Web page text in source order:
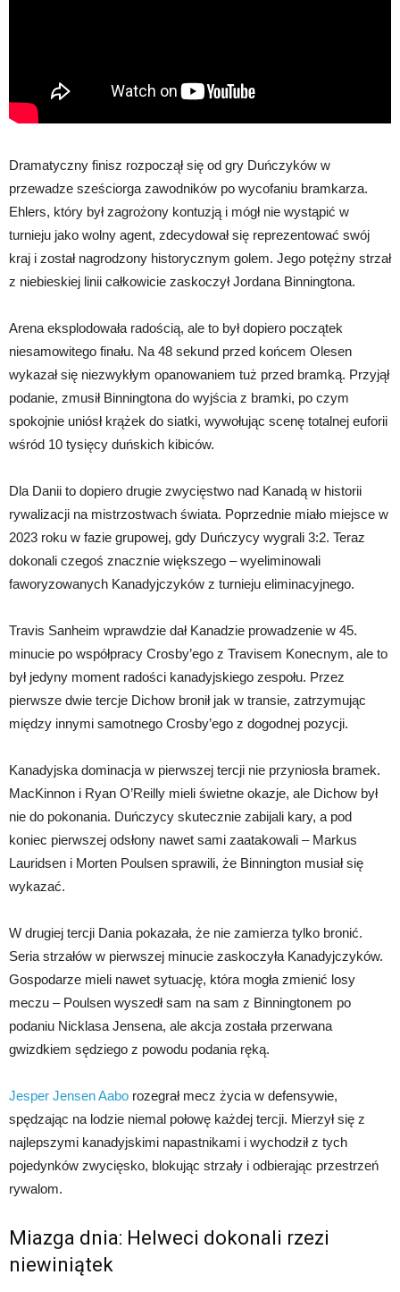
Dramatyczny finisz rozpoczął się od gry Duńczyków w
przewadze sześciorga zawodników po wycofaniu bramkarza.
Ehlers, który był zagrożony kontuzją i mógł nie wystąpić w
turnieju jako wolny agent, zdecydował się reprezentować swój
kraj i został nagrodzony historycznym golem. Jego potężny strzał
z niebieskiej linii całkowicie zaskoczył Jordana Binningtona.
Arena eksplodowała radością, ale to był dopiero początek
niesamowitego finału. Na 48 sekund przed końcem Olesen
wykazał się niezwykłym opanowaniem tuż przed bramką. Przyjął
podanie, zmusił Binningtona do wyjścia z bramki, po czym
spokojnie uniósł krążek do siatki, wywołując scenę totalnej euforii
wśród 10 tysięcy duńskich kibiców.
Dla Danii to dopiero drugie zwycięstwo nad Kanadą w historii
rywalizacji na mistrzostwach świata. Poprzednie miało miejsce w
2023 roku w fazie grupowej, gdy Duńczycy wygrali 3:2. Teraz
dokonali czegoś znacznie większego – wyeliminowali
faworyzowanych Kanadyjczyków z turnieju eliminacyjnego.
Travis Sanheim wprawdzie dał Kanadzie prowadzenie w 45.
minucie po współpracy Crosby’ego z Travisem Konecnym, ale to
był jedyny moment radości kanadyjskiego zespołu. Przez
pierwsze dwie tercje Dichow bronił jak w transie, zatrzymując
między innymi samotnego Crosby’ego z dogodnej pozycji.
Kanadyjska dominacja w pierwszej tercji nie przyniosła bramek.
MacKinnon i Ryan O’Reilly mieli świetne okazje, ale Dichow był
nie do pokonania. Duńczycy skutecznie zabijali kary, a pod
koniec pierwszej odsłony nawet sami zaatakowali – Markus
Lauridsen i Morten Poulsen sprawili, że Binnington musiał się
wykazać.
W drugiej tercji Dania pokazała, że nie zamierza tylko bronić.
Seria strzałów w pierwszej minucie zaskoczyła Kanadyjczyków.
Gospodarze mieli nawet sytuację, która mogła zmienić losy
meczu – Poulsen wyszedł sam na sam z Binningtonem po
podaniu Nicklasa Jensena, ale akcja została przerwana
gwizdkiem sędziego z powodu podania ręką.
Jesper Jensen Aabo rozegrał mecz życia w defensywie,
spędzając na lodzie niemal połowę każdej tercji. Mierzył się z
najlepszymi kanadyjskimi napastnikami i wychodził z tych
pojedynków zwycięsko, blokując strzały i odbierając przestrzeń
rywalom.
Miazga dnia: Helweci dokonali rzezi
niewiniątek